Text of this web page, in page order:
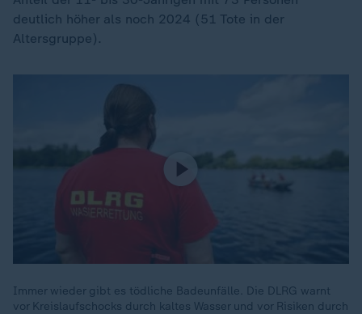
deutlich höher als noch 2024 (51 Tote in der
Altersgruppe).
Immer wieder gibt es tödliche Badeunfälle. Die DLRG warnt
vor Kreislaufschocks durch kaltes Wasser und vor Risiken durch